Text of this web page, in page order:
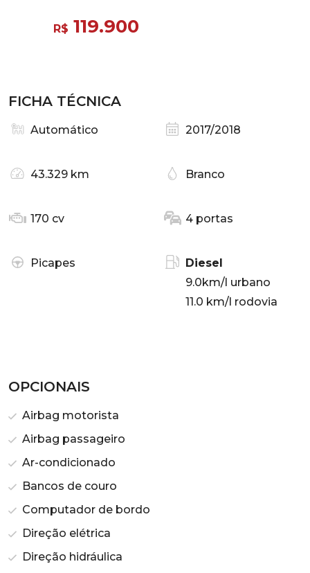
R$ 119.900
FICHA TÉCNICA
Automático 2017/2018
43.329 km Branco
170 cv 4 portas
Picapes
Diesel
9.0km/l urbano
11.0 km/l rodovia
OPCIONAIS
Airbag motorista
Airbag passageiro
Ar-condicionado
Bancos de couro
Computador de bordo
Direção elétrica
Direção hidráulica